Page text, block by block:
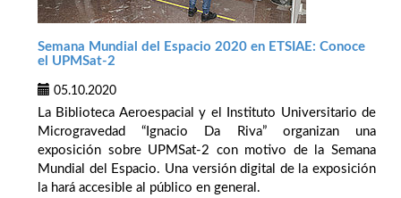
Semana Mundial del Espacio 2020 en ETSIAE: Conoce
el UPMSat-2
05.10.2020
La Biblioteca Aeroespacial y el Instituto Universitario de
Microgravedad “Ignacio Da Riva” organizan una
exposición sobre UPMSat-2 con motivo de la Semana
Mundial del Espacio. Una versión digital de la exposición
la hará accesible al público en general.